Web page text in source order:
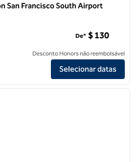
San Francisco South Airport
DoubleTree by Hilton San Francisco South
De* $ 130
Desconto Honors não reembolsável
Selecionar datas
1/12